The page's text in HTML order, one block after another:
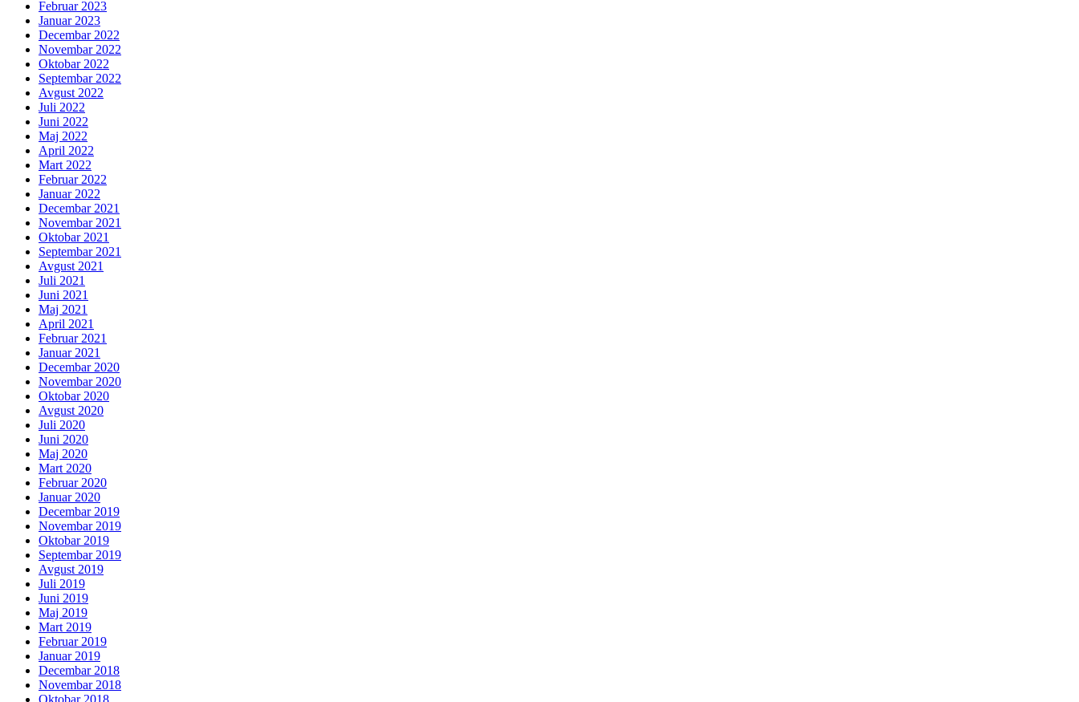
Februar 2023
Januar 2023
Decembar 2022
Novembar 2022
Oktobar 2022
Septembar 2022
Avgust 2022
Juli 2022
Juni 2022
Maj 2022
April 2022
Mart 2022
Februar 2022
Januar 2022
Decembar 2021
Novembar 2021
Oktobar 2021
Septembar 2021
Avgust 2021
Juli 2021
Juni 2021
Maj 2021
April 2021
Februar 2021
Januar 2021
Decembar 2020
Novembar 2020
Oktobar 2020
Avgust 2020
Juli 2020
Juni 2020
Maj 2020
Mart 2020
Februar 2020
Januar 2020
Decembar 2019
Novembar 2019
Oktobar 2019
Septembar 2019
Avgust 2019
Juli 2019
Juni 2019
Maj 2019
Mart 2019
Februar 2019
Januar 2019
Decembar 2018
Novembar 2018